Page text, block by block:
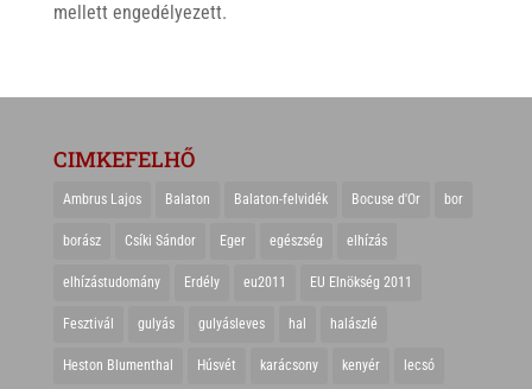
mellett engedélyezett.
CIMKEFELHŐ
Ambrus Lajos Balaton Balaton-felvidék Bocuse d'Or bor
borász Csíki Sándor Eger egészség elhízás
elhízástudomány Erdély eu2011 EU Elnökség 2011
Fesztivál gulyás gulyásleves hal halászlé
Heston Blumenthal Húsvét karácsony kenyér lecsó